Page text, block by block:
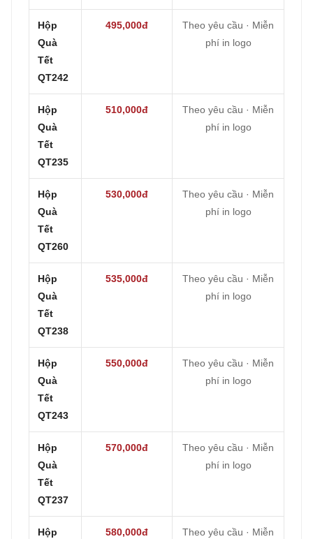
Hộp
Quà
Tết
QT242
495,000đ
Theo yêu cầu · Miễn
phí in logo
Hộp
Quà
Tết
QT235
510,000đ
Theo yêu cầu · Miễn
phí in logo
Hộp
Quà
Tết
QT260
530,000đ
Theo yêu cầu · Miễn
phí in logo
Hộp
Quà
Tết
QT238
535,000đ
Theo yêu cầu · Miễn
phí in logo
Hộp
Quà
Tết
QT243
550,000đ
Theo yêu cầu · Miễn
phí in logo
Hộp
Quà
Tết
QT237
570,000đ
Theo yêu cầu · Miễn
phí in logo
Hộp
580,000đ
Theo yêu cầu · Miễn